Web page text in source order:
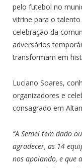
pelo futebol no
vitrine para o
celebração da
adversários
transformam em
Luciano Soares,
organizadores e
consagrado em
“A Semel tem dado
agradecer, as 14
nos apoiando, e que